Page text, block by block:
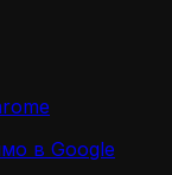
в Google